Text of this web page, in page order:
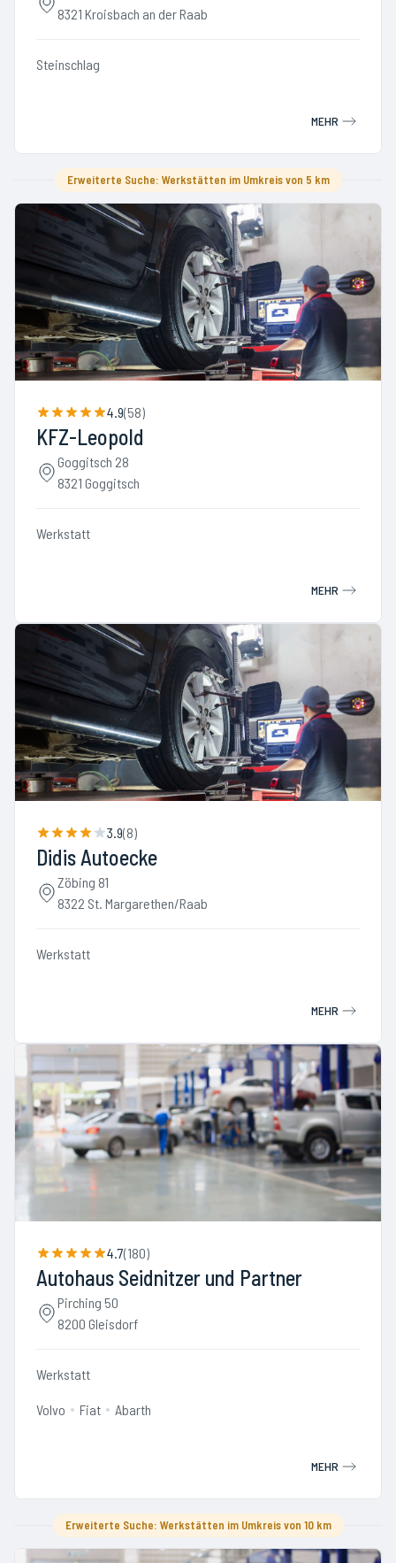
8321 Kroisbach an der Raab
Steinschlag
MEHR
Erweiterte Suche: Werkstätten im Umkreis von 5 km
4.9(58)
KFZ-Leopold
Goggitsch 28
8321 Goggitsch
Werkstatt
MEHR
3.9(8)
Didis Autoecke
Zöbing 81
8322 St. Margarethen/Raab
Werkstatt
MEHR
4.7(180)
Autohaus Seidnitzer und Partner
Pirching 50
8200 Gleisdorf
Werkstatt
Volvo Fiat Abarth
MEHR
Erweiterte Suche: Werkstätten im Umkreis von 10 km